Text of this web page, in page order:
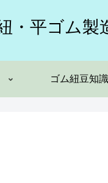
・平ゴム製
ゴム紐豆知識